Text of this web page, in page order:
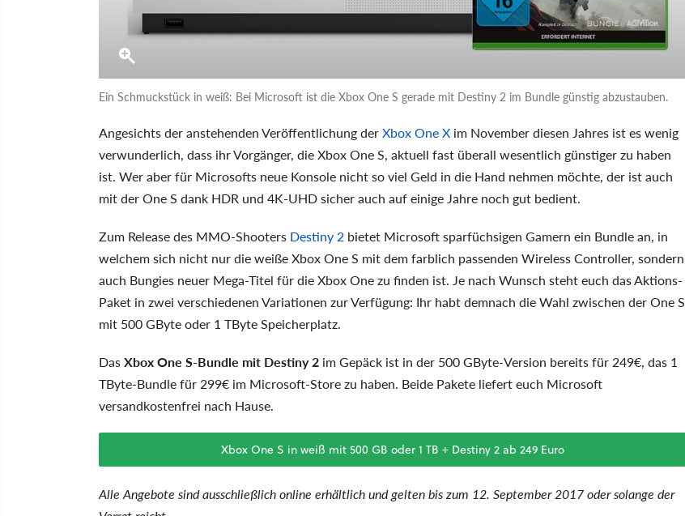
Ein Schmuckstück in weiß: Bei Microsoft ist die Xbox One S gerade mit Destiny 2 im Bundle günstig abzustauben.
Angesichts der anstehenden Veröffentlichung derXbox One X im November diesen Jahres ist es wenig
verwunderlich, dass ihr Vorgänger, die Xbox One S, aktuell fast überall wesentlich günstiger zu haben
ist. Wer aber für Microsofts neue Konsole nicht so viel Geld in die Hand nehmen möchte, der ist auch
mit der One S dank HDR und 4K-UHD sicher auch auf einige Jahre noch gut bedient.
Zum Release des MMO-Shooters Destiny 2 bietet Microsoft sparfüchsigen Gamern ein Bundle an, in
welchem sich nicht nur die weiße Xbox One S mit dem farblich passenden Wireless Controller, sondern
auch Bungies neuer Mega-Titel für die Xbox One zu finden ist. Je nach Wunsch steht euch das Aktions-
Paket in zwei verschiedenen Variationen zur Verfügung: Ihr habt demnach die Wahl zwischen der One S
mit 500 GByte oder 1 TByte Speicherplatz.
DasXbox One S-Bundle mit Destiny 2 im Gepäck ist in der 500 GByte-Version bereits für 249€, das 1
TByte-Bundle für 299€ im Microsoft-Store zu haben. Beide Pakete liefert euch Microsoft
versandkostenfrei nach Hause.
Xbox One S in weiß mit 500 GB oder 1 TB + Destiny 2 ab 249 Euro
Alle Angebote sind ausschließlich online erhältlich und gelten bis zum 12. September 2017 oder solange der